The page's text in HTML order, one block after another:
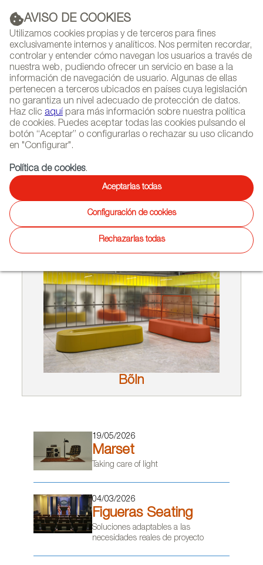
AVISO DE COOKIES
Utilizamos cookies propias y de terceros para fines
exclusivamente internos y analíticos. Nos permiten recordar,
controlar y entender cómo navegan los usuarios a través de
nuestra web, pudiendo ofrecer un servicio en base a la
información de navegación de usuario. Algunas de ellas
pertenecen a terceros ubicados en países cuya legislación
no garantiza un nivel adecuado de protección de datos.
Haz clic aquí para más información sobre nuestra política
de cookies. Puedes aceptar todas las cookies pulsando el
botón “Aceptar” o configurarlas o rechazar su uso clicando
en "Configurar".
Política de cookies.
Aceptarlas todas
Configuración de cookies
Rechazarlas todas
PUBLICIDAD
(+34) 913 497 100 |
NEWSLETTER
AGENDA
Reportajes de empresas y
Bõln
19/05/2026
Marset
Taking care of light
04/03/2026
Figueras Seating
Soluciones adaptables a las
necesidades reales de proyecto